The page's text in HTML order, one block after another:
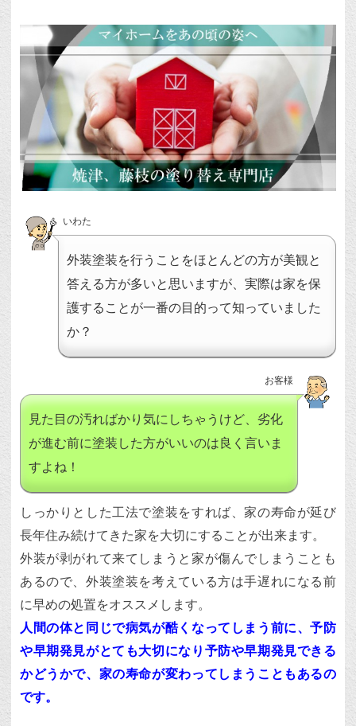
いわた
外装塗装を行うことをほとんどの方が美観と
答える方が多いと思いますが、実際は家を保
護することが一番の目的って知っていました
か？
お客様
見た目の汚ればかり気にしちゃうけど、劣化
が進む前に塗装した方がいいのは良く言いま
すよね！
しっかりとした工法で塗装をすれば、家の寿命が延び
長年住み続けてきた家を大切にすることが出来ます。
外装が剥がれて来てしまうと家が傷んでしまうことも
あるので、外装塗装を考えている方は手遅れになる前
に早めの処置をオススメします。
人間の体と同じで病気が酷くなってしまう前に、予防
や早期発見がとても大切になり予防や早期発見できる
かどうかで、家の寿命が変わってしまうこともあるの
です。